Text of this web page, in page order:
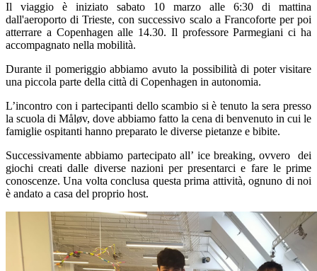
Il viaggio è iniziato sabato 10 marzo alle 6:30 di mattina
dall'aeroporto di Trieste, con successivo scalo a Francoforte per poi
atterrare a Copenhagen alle 14.30. Il professore Parmegiani ci ha
accompagnato nella mobilità.
Durante il pomeriggio abbiamo avuto la possibilità di poter visitare
una piccola parte della città di Copenhagen in autonomia.
L’incontro con i partecipanti dello scambio si è tenuto la sera presso
la scuola di Måløv, dove abbiamo fatto la cena di benvenuto in cui le
famiglie ospitanti hanno preparato le diverse pietanze e bibite.
Successivamente abbiamo partecipato all’ ice breaking, ovvero dei
giochi creati dalle diverse nazioni per presentarci e fare le prime
conoscenze. Una volta conclusa questa prima attività, ognuno di noi
è andato a casa del proprio host.